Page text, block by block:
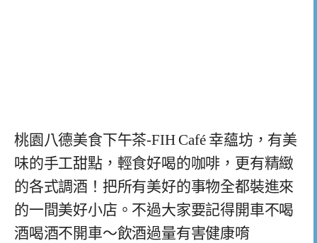
桃園八德美食下午茶-FIH Café 幸蘊坊，有美
味的手工甜點，輕食好喝的咖啡，更有精緻
的各式調酒！把所有美好的事物全都裝進來
的一間美好小店。不過大家要記得開車不喝
酒喝酒不開車～飲酒過量有害健康唷